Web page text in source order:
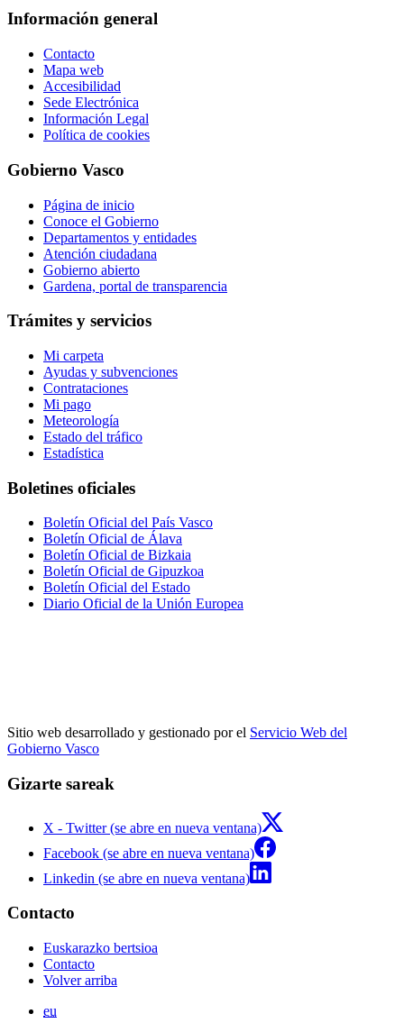
Información general
Contacto
Mapa web
Accesibilidad
Sede Electrónica
Información Legal
Política de cookies
Gobierno Vasco
Página de inicio
Conoce el Gobierno
Departamentos y entidades
Atención ciudadana
Gobierno abierto
Gardena, portal de transparencia
Trámites y servicios
Mi carpeta
Ayudas y subvenciones
Contrataciones
Mi pago
Meteorología
Estado del tráfico
Estadística
Boletines oficiales
Boletín Oficial del País Vasco
Boletín Oficial de Álava
Boletín Oficial de Bizkaia
Boletín Oficial de Gipuzkoa
Boletín Oficial del Estado
Diario Oficial de la Unión Europea
Sitio web desarrollado y gestionado por el Servicio Web del
Gobierno Vasco
Gizarte sareak
X - Twitter (se abre en nueva ventana)
Facebook (se abre en nueva ventana)
Linkedin (se abre en nueva ventana)
Contacto
Euskarazko bertsioa
Contacto
Volver arriba
eu